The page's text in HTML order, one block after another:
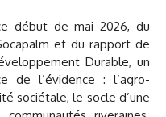
début de mai 2026, du
et du rapport de
Durable, un
de l’évidence : l’agro-
sociétale, le socle d’une